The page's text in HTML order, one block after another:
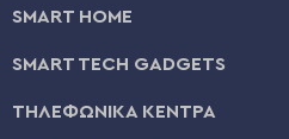
SMART HOME
SMART TECH GADGETS
ΤΗΛΕΦΩΝΙΚΑ ΚΕΝΤΡΑ